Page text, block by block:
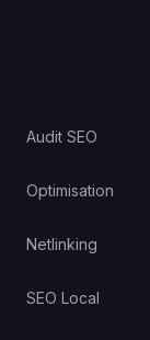
Audit SEO
Optimisation
Netlinking
SEO Local